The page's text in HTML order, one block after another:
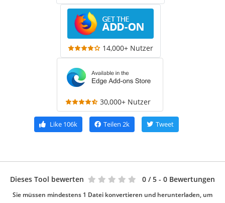
14,000+ Nutzer
30,000+ Nutzer
Like 106k Teilen 2k Tweet
Dieses Tool bewerten 0 / 5 - 0 Bewertungen
Sie müssen mindestens 1 Datei konvertieren und herunterladen, um